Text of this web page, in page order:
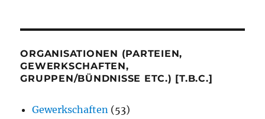
ORGANISATIONEN (PARTEIEN,
GEWERKSCHAFTEN,
GRUPPEN/BÜNDNISSE ETC.) [T.B.C.]
Gewerkschaften (53)